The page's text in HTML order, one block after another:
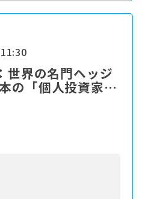
世界の名門ヘッジ
の「個人投資家」
ら投資できる世
ンドとは～